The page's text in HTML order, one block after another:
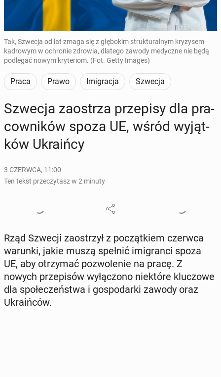
Tak, Szwecja od lat zmaga się z głębokim strukturalnym kryzysem
kadrowym w ochronie zdrowia, dlatego zawody medyczne nie będą
podlegać nowym kryteriom. (Fot. Getty Images)
Praca Prawo Imigracja Szwecja
Szwecja za­ostrza prze­pi­sy dla pra­
cow­ni­ków spoza UE, wśród wy­jąt­
ków Ukra­iń­cy
3 CZERWCA, 11:00
Ten tekst przeczytasz w 2 minuty
Rząd Szwecji za­ostrzył z po­cząt­kiem czerwca
warunki, jakie muszą spełnić imi­gran­ci spoza
UE, aby otrzy­mać po­zwo­le­nie na pracę. Z
nowych prze­pi­sów wy­łą­czo­no nie­któ­re klu­czo­we
dla spo­łe­czeń­stwa i go­spo­dar­ki zawody oraz
Ukra­iń­ców.